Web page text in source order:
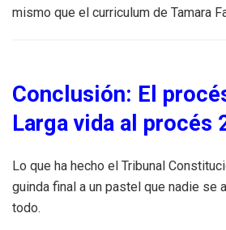
mismo que el curriculum de Tamara
Conclusión: El
Larga vida al procés
Lo que ha hecho el Tribunal
guinda final a un pastel que nadie se
todo.